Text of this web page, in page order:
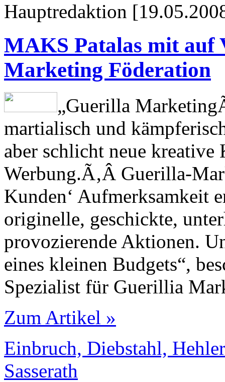
Hauptredaktion
MAKS Patalas mit auf
Marketing Föderation
„Guerilla
martialisch und
aber schlicht neue kreative
Werbung.­Ã‚Â Guerilla-
Kunden‘ Aufmerksamkeit
originelle, geschickte,
provozierende Aktionen.
eines kleinen Budgets“,
Spezialist für Guerillia
Zum Artikel »
Einbruch, Diebstahl,
Sasserath